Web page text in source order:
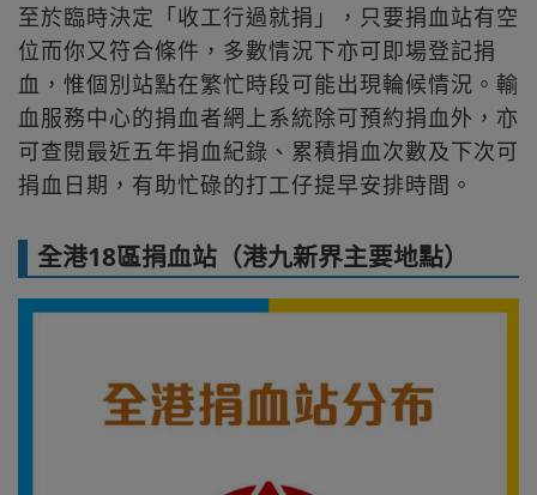
至於臨時決定「收工行過就捐」，只要捐血站有空
位而你又符合條件，多數情況下亦可即場登記捐
血，惟個別站點在繁忙時段可能出現輪候情況。輸
血服務中心的捐血者網上系統除可預約捐血外，亦
可查閱最近五年捐血紀錄、累積捐血次數及下次可
捐血日期，有助忙碌的打工仔提早安排時間。
全港18區捐血站（港九新界主要地點）